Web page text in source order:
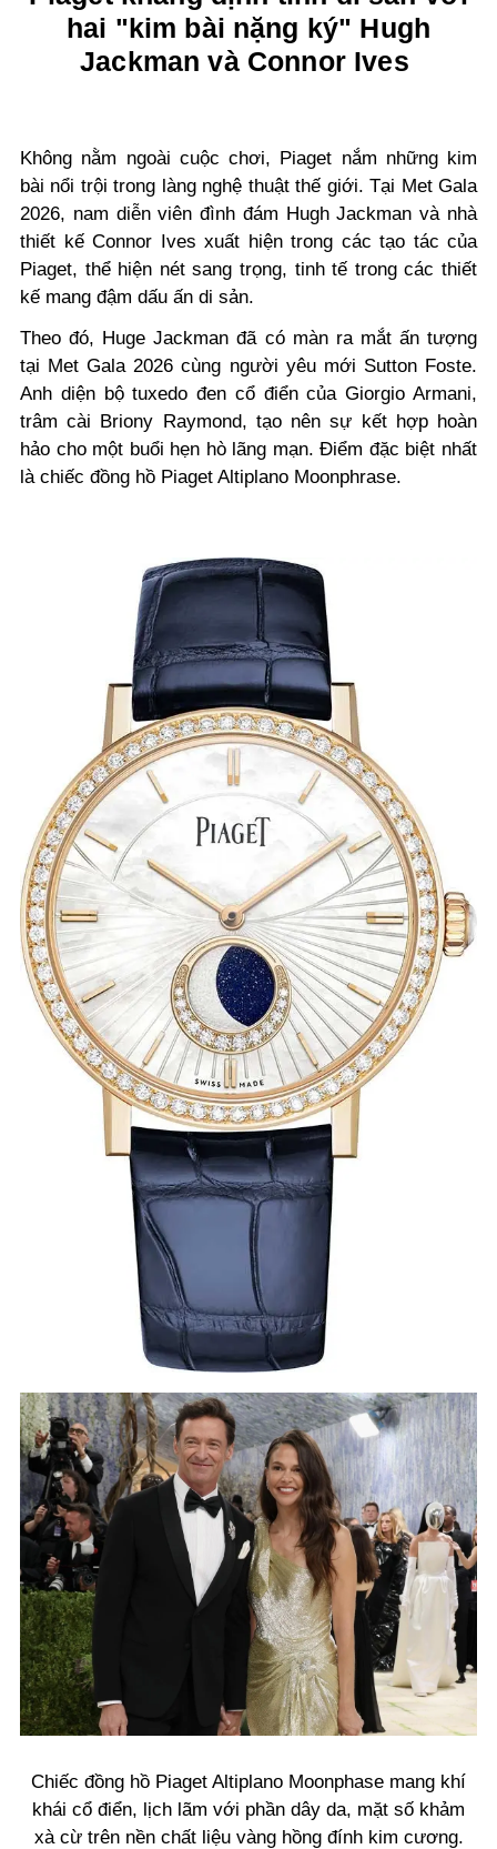
hai "kim bài nặng ký" Hugh
Jackman và Connor Ives
Không nằm ngoài cuộc chơi, Piaget nắm những kim
bài nổi trội trong làng nghệ thuật thế giới. Tại Met Gala
2026, nam diễn viên đình đám Hugh Jackman và nhà
thiết kế Connor Ives xuất hiện trong các tạo tác của
Piaget, thể hiện nét sang trọng, tinh tế trong các thiết
kế mang đậm dấu ấn di sản.
Theo đó, Huge Jackman đã có màn ra mắt ấn tượng
tại Met Gala 2026 cùng người yêu mới Sutton Foste.
Anh diện bộ tuxedo đen cổ điển của Giorgio Armani,
trâm cài Briony Raymond, tạo nên sự kết hợp hoàn
hảo cho một buổi hẹn hò lãng mạn. Điểm đặc biệt nhất
là chiếc đồng hồ Piaget Altiplano Moonphrase.
Chiếc đồng hồ Piaget Altiplano Moonphase mang khí
khái cổ điển, lịch lãm với phần dây da, mặt số khảm
xà cừ trên nền chất liệu vàng hồng đính kim cương.